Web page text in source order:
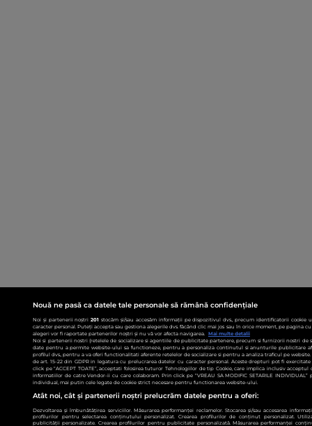
Nouă ne pasă ca datele tale personale să rămână confidențiale
Noi și partenerii noștri201 stocăm și/sau accesăm informații pe dispozitivul dvs., precum identificatorii
caracter personal. Puteți accepta sau gestiona alegerile dvs. făcând clic mai jos sau în orice moment, pe pagina
alegeri vor fi raportate partenerilor noștri și nu vă vor afecta navigarea.
Mai multe detalii
Noi si partenerii nostri (retelele de socializare si agentiile de publicitate partenere, precum si furnizorii nostri de
date pentru a permite website-ului sa functioneze, pentru a personaliza continutul si anunturile publicitare
profilul dvs., pentru a va oferi functionalitati aferente retelelor de socializare si pentru a analiza traficul pe
de art. 15-22 din GDPR in legatura cu prelucrarea datelor cu caracter personal. Aceste drepturi pot fi
click pe “ACCEPT TOATE”, acceptati folosirea tuturor Tehnologiilor de tip Cookie, care implica inclusiv acceptul
informatiilor de catre Vendor-ii cu care colaboram. Prin click pe “VREAU SA MODIFIC SETARILE
individual, mai putin cele legate de cookie strict necesare pentru functionarea website-ului.
Atât noi, cât și partenerii noștri prelucrăm datele pentru a oferi:
Dezvoltarea și îmbunătățirea serviciilor. Măsurarea performanței reclamelor. Stocarea și/sau accesarea
profilurilor pentru selectarea conținutului personalizat. Crearea profilurilor de conținut personalizat.
publicității personalizate. Crearea profilurilor pentru publicitate personalizată. Măsurarea performanței